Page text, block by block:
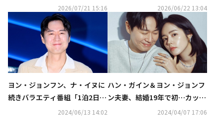
演劇「いまを生きる」プレスコ
ールに出席
2026/07/21 15:16
ンら、演劇「いまを生きる」制
作発表会に出席
2026/06/22 13:04
ヨン・ジョンフン、ナ・イヌに
続きバラエティ番組「1泊2日」
から降板へ…後任は未定
2024/06/13 14:02
ハン・ガイン＆ヨン・ジョンフ
ン夫妻、結婚19年で初…カップ
ルグラビアを公開2024/04/07 17:06